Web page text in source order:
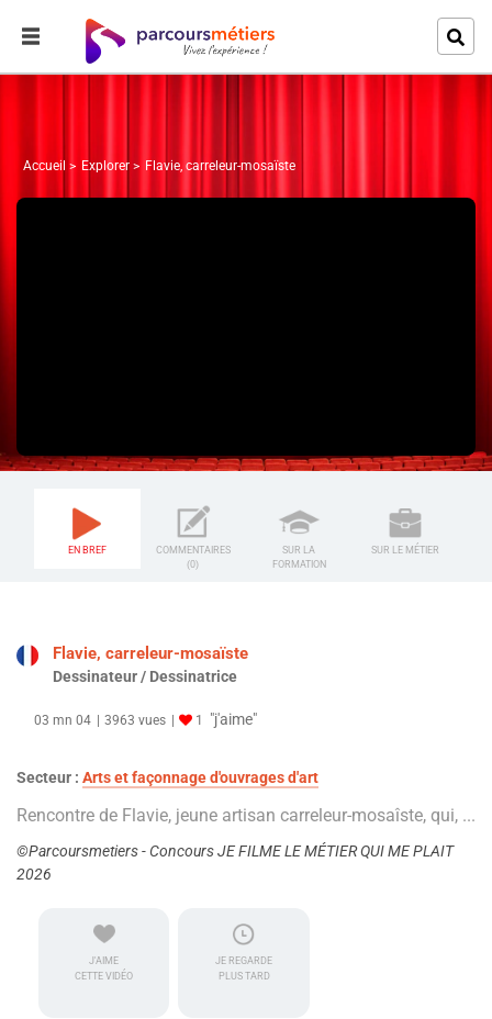
Accueil Explorer Flavie, carreleur-mosaïste
EN BREF
COMMENTAIRES
(0)
SUR LA
FORMATION
SUR LE MÉTIER
Flavie, carreleur-mosaïste
Dessinateur / Dessinatrice
03 mn 04 3963 vues 1 "j'aime"
Secteur : Arts et façonnage d'ouvrages d'art
Rencontre de Flavie, jeune artisan carreleur-mosaîste, qui, ...
©Parcoursmetiers - Concours JE FILME LE MÉTIER QUI ME PLAIT
2026
J'AIME
CETTE VIDÉO
JE REGARDE
PLUS TARD